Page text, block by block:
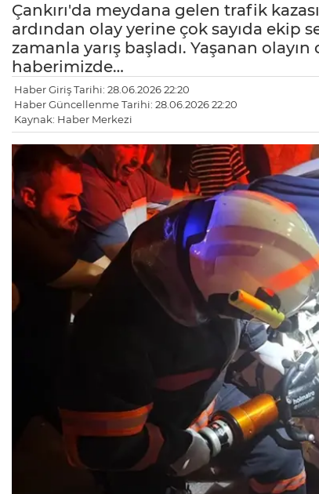
Çankırı'da meydana gelen trafik
ardından olay yerine çok sayıda ekip
zamanla yarış başladı. Yaşanan
haberimizde…
Haber Giriş Tarihi: 28.06.2026 22:20
Haber Güncellenme Tarihi: 28.06.2026 22:20
Kaynak: Haber Merkezi